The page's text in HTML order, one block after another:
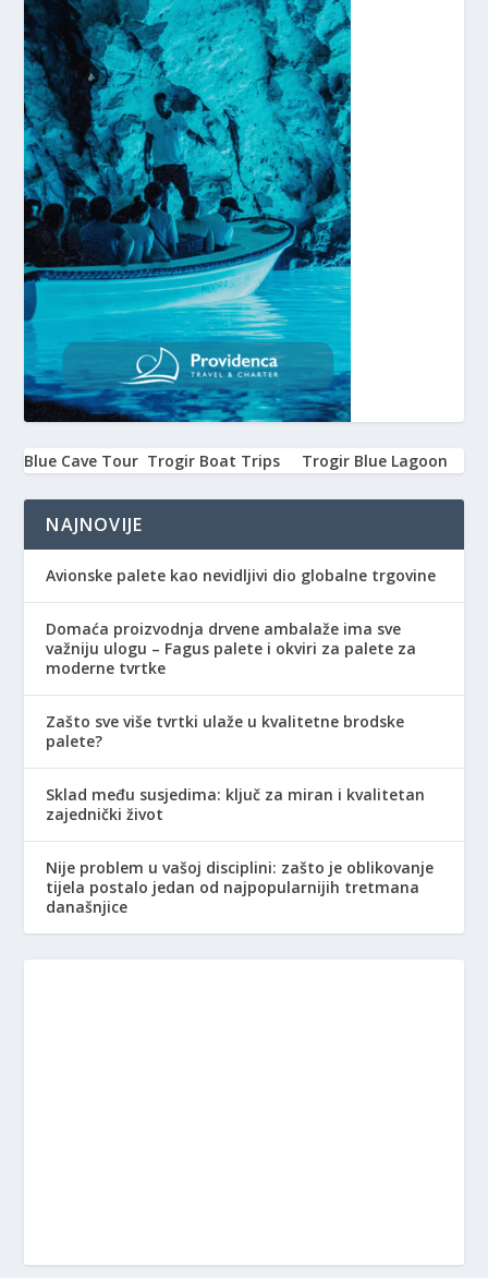
Blue Cave Tour Trogir Boat Trips Trogir Blue Lagoon
NAJNOVIJE
Avionske palete kao nevidljivi dio globalne trgovine
Domaća proizvodnja drvene ambalaže ima sve
važniju ulogu – Fagus palete i okviri za palete za
moderne tvrtke
Zašto sve više tvrtki ulaže u kvalitetne brodske
palete?
Sklad među susjedima: ključ za miran i kvalitetan
zajednički život
Nije problem u vašoj disciplini: zašto je oblikovanje
tijela postalo jedan od najpopularnijih tretmana
današnjice